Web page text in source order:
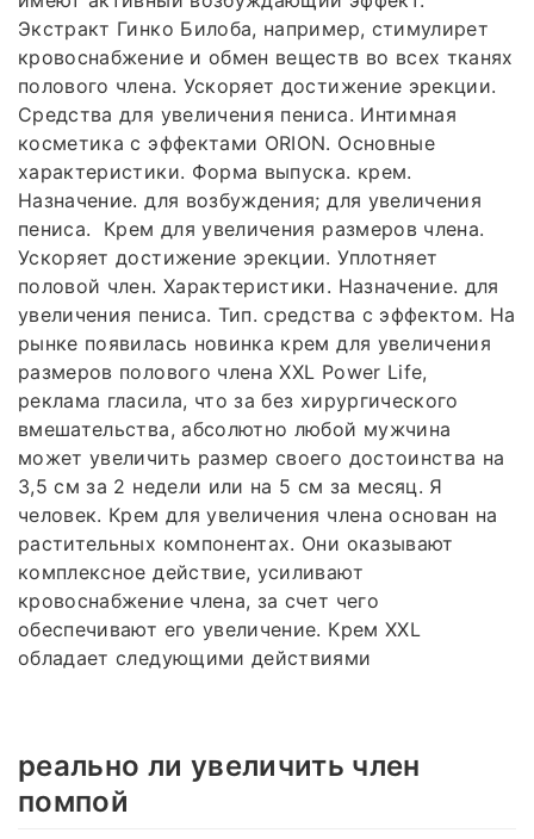
Экстракт Гинко Билоба, например, стимулирет
кровоснабжение и обмен веществ во всех тканях
полового члена. Ускоряет достижение эрекции.
Средства для увеличения пениса. Интимная
косметика с эффектами ORION. Основные
характеристики. Форма выпуска. крем.
Назначение. для возбуждения; для увеличения
пениса. Крем для увеличения размеров члена.
Ускоряет достижение эрекции. Уплотняет
половой член. Характеристики. Назначение. для
увеличения пениса. Тип. средства с эффектом. На
рынке появилась новинка крем для увеличения
размеров полового члена XXL Power Life,
реклама гласила, что за без хирургического
вмешательства, абсолютно любой мужчина
может увеличить размер своего достоинства на
3,5 см за 2 недели или на 5 см за месяц. Я
человек. Крем для увеличения члена основан на
растительных компонентах. Они оказывают
комплексное действие, усиливают
кровоснабжение члена, за счет чего
обеспечивают его увеличение. Крем XXL
обладает следующими действиями
реально ли увеличить член
помпой